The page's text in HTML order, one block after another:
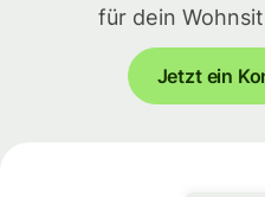
für dein
Jetzt ein